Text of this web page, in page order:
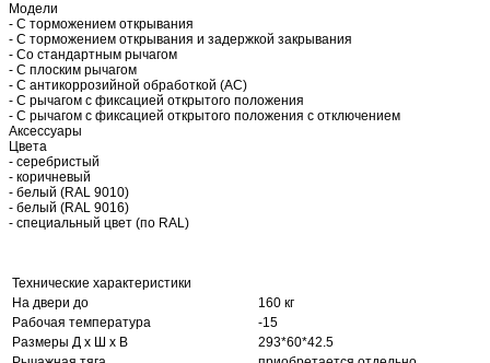
Модели
- С торможением открывания
- С торможением открывания и задержкой закрывания
- Со стандартным рычагом
- С плоским рычагом
- С антикоррозийной обработкой (АС)
- С рычагом с фиксацией открытого положения
- С рычагом с фиксацией открытого положения с отключением
Аксессуары
Цвета
- серебристый
- коричневый
- белый (RAL 9010)
- белый (RAL 9016)
- специальный цвет (по RAL)
Технические характеристики
На двери до
160 кг
Рабочая температура
-15
Размеры Д x Ш x В
293*60*42.5